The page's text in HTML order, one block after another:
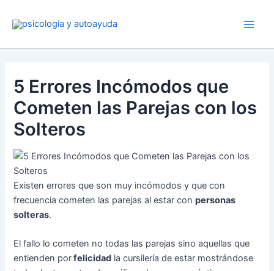
5 Errores Incómodos que
Cometen las Parejas con los
Solteros
Existen errores que son muy incómodos y que con
frecuencia cometen las parejas al estar conpersonas
solteras.
El fallo lo cometen no todas las parejas sino aquellas que
entienden porfelicidad la cursilería de estar mostrándose